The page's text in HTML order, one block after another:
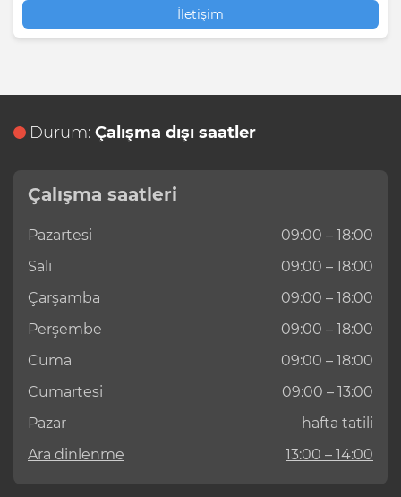
İletişim
Durum: Çalışma dışı saatler
Çalışma saatleri
Pazartesi
09:00 – 18:00
Salı
09:00 – 18:00
Çarşamba
09:00 – 18:00
Perşembe
09:00 – 18:00
Cuma
09:00 – 18:00
Cumartesi
09:00 – 13:00
Pazar
hafta tatili
Ara dinlenme
13:00 – 14:00